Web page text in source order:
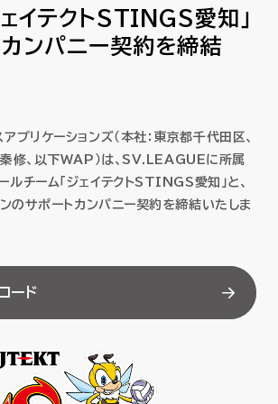
イテクトSTINGS愛知」
ンパニー契約を締結
プリケーションズ（本社：東京都千代田区、
修、以下WAP）は、SV.LEAGUEに所属
ルチーム「ジェイテクトSTINGS愛知」と、
サポートカンパニー契約を締結いたしま
ード